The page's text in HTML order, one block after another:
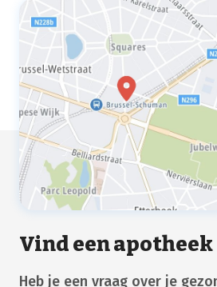
Vind een apotheek
Heb je een vraag over je